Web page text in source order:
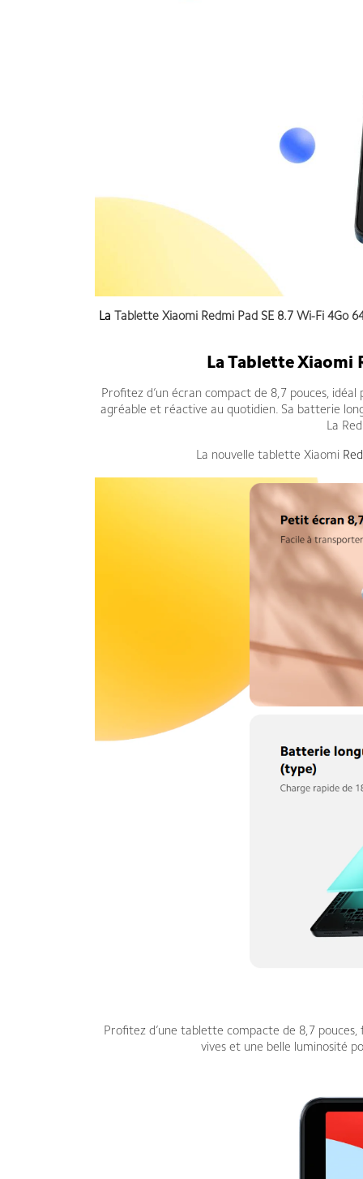
La Tablette Xiaomi Redmi Pad SE 8.7 Wi-Fi 4Go
La Tablette Xiaomi
Profitez d’un écran compact de 8,7 pouces,
agréable et réactive au quotidien. Sa batterie
La
La nouvelle tablette Xiaomi
Profitez d’une tablette compacte de 8,7
vives et une belle luminosité